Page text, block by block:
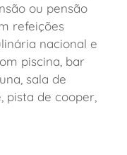
ou pensão
refeições
nacional e
piscina, bar
sala de
pista de cooper,